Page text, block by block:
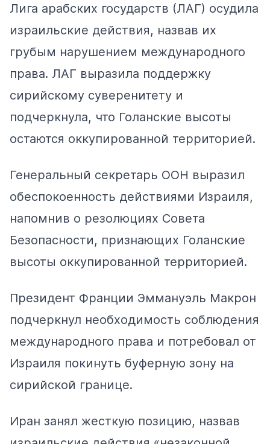
Лига арабских государств (ЛАГ) осудила
израильские действия, назвав их
грубым нарушением международного
права. ЛАГ выразила поддержку
сирийскому суверенитету и
подчеркнула, что Голанские высоты
остаются оккупированной территорией​.
Генеральный секретарь ООН выразил
обеспокоенность действиями Израиля,
напомнив о резолюциях Совета
Безопасности, признающих Голанские
высоты оккупированной территорией​.
Президент Франции Эммануэль Макрон
подчеркнул необходимость соблюдения
международного права и потребовал от
Израиля покинуть буферную зону на
сирийской границе.
Иран занял жесткую позицию, назвав